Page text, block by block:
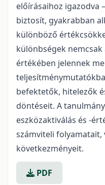
előírásaihoz igazodva
biztosít, gyakrabban
különböző
különbségek
értékében jelennek
befektetők, hitelezők
döntéseit. A
eszközaktiválás és -
számviteli folyamatait,
következményeit.
PDF